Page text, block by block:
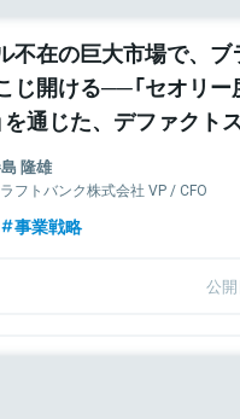
不在の巨大市場で、ブ
じ開ける──「セオリ
を通じた、デファクト
戦【クラフトバンク
】
隆雄
フトバンク株式会社 VP / CFO
事業戦略
公開